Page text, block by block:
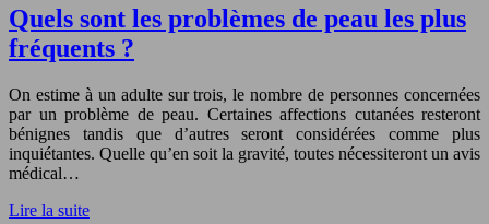
Quels sont les problèmes de peau les plus
fréquents ?
On estime à un adulte sur trois, le nombre de personnes concernées
par un problème de peau. Certaines affections cutanées resteront
bénignes tandis que d’autres seront considérées comme plus
inquiétantes. Quelle qu’en soit la gravité, toutes nécessiteront un avis
médical…
Lire la suite